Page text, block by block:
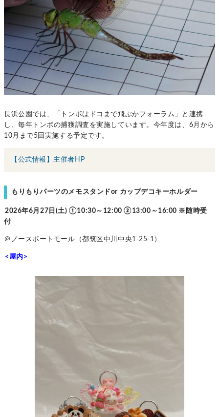
長浜公園では、「トンボはドコまで飛ぶかフォーラム」と連携
し、毎年トンボの捕獲調査を実施しています。今年度は、6月から
10月まで5回実施する予定です。
【公式情報】主催者HP
もりもりパーツのメモスタンドor カップデコキーホルダー
2026年6月27日(土) ①10:30～12:00 ②13:00～16:00 ※随時受
付
＠ノースポートモール（都筑区中川中央1-25-1）
<屋内>